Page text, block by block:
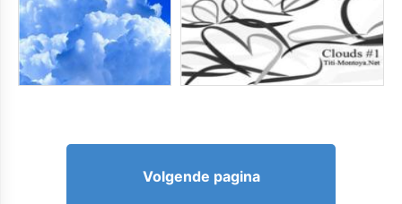
Volgende pagina